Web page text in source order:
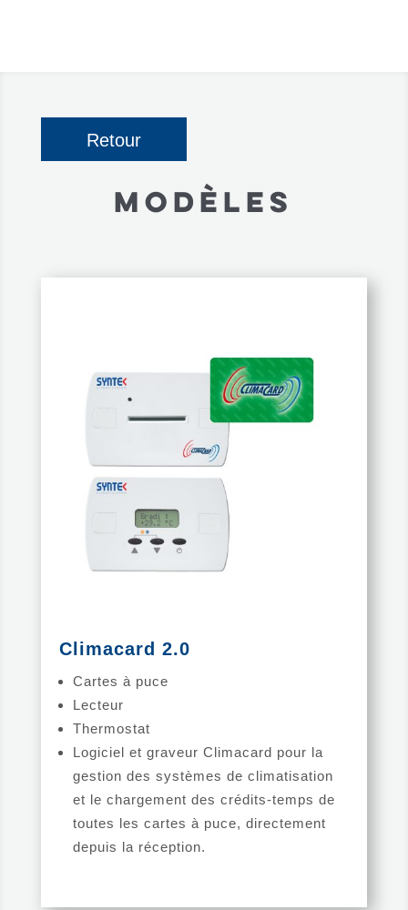
Retour
MODÈLES
Climacard 2.0
Cartes à puce
Lecteur
Thermostat
Logiciel et graveur Climacard pour la
gestion des systèmes de climatisation
et le chargement des crédits-temps de
toutes les cartes à puce, directement
depuis la réception.